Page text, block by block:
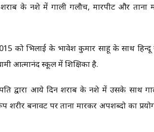
के नशे में गाली गलौच, मारपीट और ताना
को भिलाई के भावेश कुमार साहू के साथ हिन्दू
आत्मानंद स्कूल में शिक्षिका है.
द्वारा आये दिन शराब के नशे में उसके साथ
बनावट पर ताना मारकर अपशब्दो का